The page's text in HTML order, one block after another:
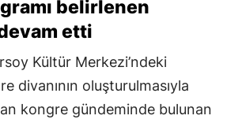
belirlenen
etti
Kültür Merkezi’ndeki
divanının oluşturulmasıyla
kongre gündeminde bulunan